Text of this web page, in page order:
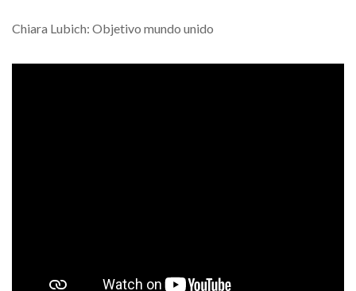
Chiara Lubich: Objetivo mundo unido